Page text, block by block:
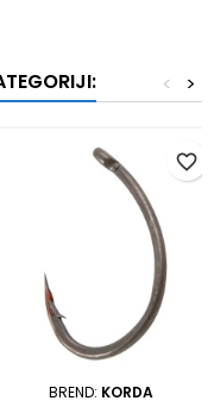
>
<
BREND: KORDA
favorite_border